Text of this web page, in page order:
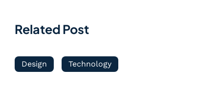
Related Post
Design Technology